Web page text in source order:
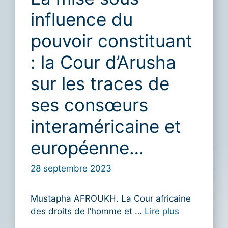
influence du
pouvoir constituant
: la Cour d’Arusha
sur les traces de
ses consœurs
interaméricaine et
européenne…
28 septembre 2023
Mustapha AFROUKH. La Cour africaine
des droits de l’homme et … Lire plus